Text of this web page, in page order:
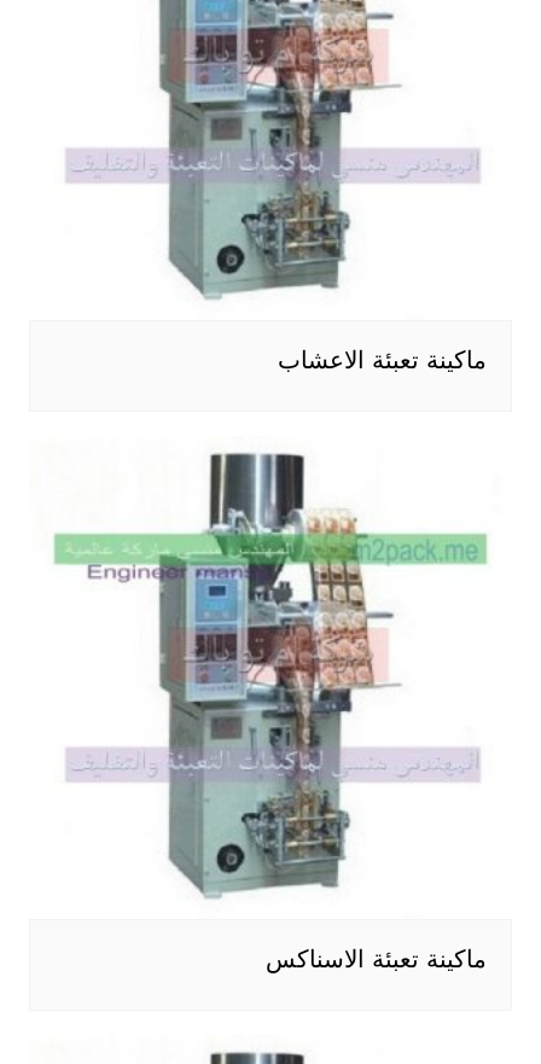
ماكينة تعبئة الاعشاب
ماكينة تعبئة الاسناكس